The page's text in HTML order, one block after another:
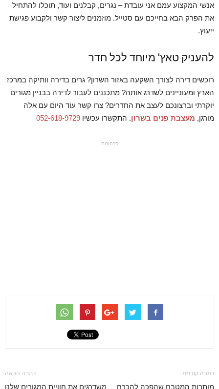
אנשי המקצוע עמם אני עובדת – נגרים, קבלנים ועוד, תוכלו להתחיל
את הפרק הבא בחייכם עם סטייל. מוזמנים ליצור קשר ולקבוע פגישת
ייעוץ.
להעניק טאץ' מיוחד לכל חדר
רוכשים דירה לצורך השקעה באזור השרון? גרים בדירה וותיקה במרכז
הארץ ומעוניינים לשדרג אותה? מתכננים לעבור לדירה בבניין מגורים
יוקרתי וברצונכם לעצב את החדרים? צרו קשר עוד היום עם אלה
מורגן, מעצבת פנים בשרון. התקשרו עכשיו 052-618-9729
- פרסומת -
כתבה קודמת
מותרות המטבח שהפכה להכרח
כתבה הבאה
משדרגים את חוויית המגורים שלנו